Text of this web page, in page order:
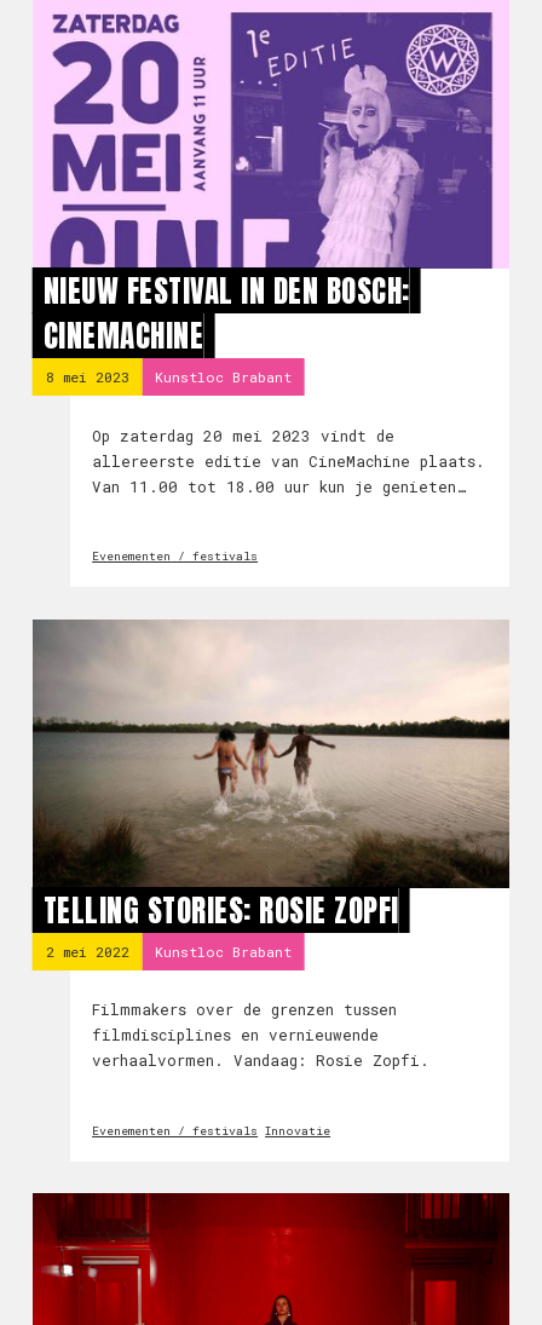
NIEUW FESTIVAL IN DEN BOSCH:
CINEMACHINE
8 mei 2023 Kunstloc Brabant
Op zaterdag 20 mei 2023 vindt de
allereerste editie van CineMachine plaats.
Van 11.00 tot 18.00 uur kun je genieten
biedt een nieuw podium voor opmerkelijk
Evenementen / festivals
TELLING STORIES: ROSIE ZOPFI
2 mei 2022 Kunstloc Brabant
Filmmakers over de grenzen tussen
filmdisciplines en vernieuwende
verhaalvormen. Vandaag: Rosie Zopfi.
Evenementen / festivals Innovatie